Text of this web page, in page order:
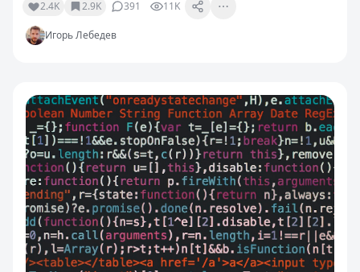
2.4K 2.9K 391 11K
Игорь Лебедев